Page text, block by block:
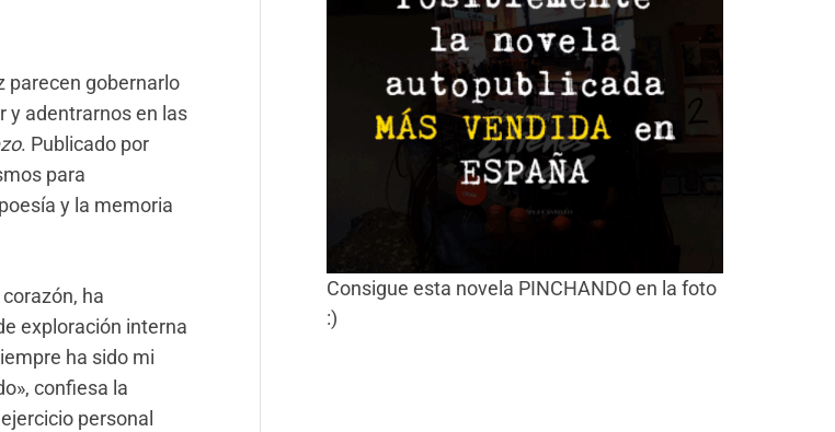
parecen gobernarlo
y adentrarnos en las
. Publicado por
para
y la memoria
ha
exploración interna
ha sido mi
confiesa la
personal
Consigue esta novela PINCHANDO en la foto
:)